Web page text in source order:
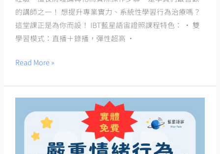
的講師之一！ 想提升專業實力、系統性學習行為治療嗎？
這堂課正是為你而設！ IBT藍星語宙證照課程特色： • 雙
學習模式：直播＋錄播，彈性超高 •
異
雙
教
師
證
柏
愷
Read More »